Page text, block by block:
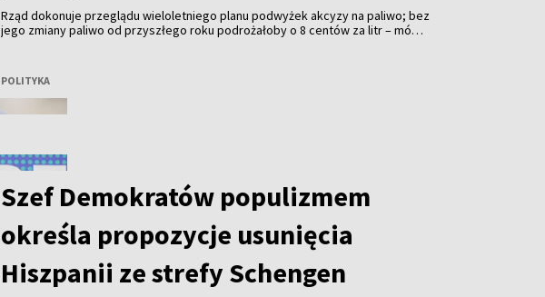
Rząd dokonuje przeglądu wieloletniego planu podwyżek akcyzy na paliwo; bez
jego zmiany paliwo od przyszłego roku podrożałoby o 8 centów za litr – mówi
POLITYKA
Szef Demokratów populizmem
określa propozycje usunięcia
Hiszpanii ze strefy Schengen